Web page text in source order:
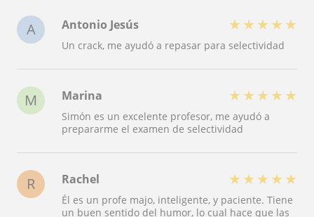
A Antonio Jesús ★ ★ ★ ★ ★
Un crack, me ayudó a repasar para selectividad
M Marina ★ ★ ★ ★ ★
Simón es un excelente profesor, me ayudó a
prepararme el examen de selectividad
R Rachel ★ ★ ★ ★ ★
Él es un profe majo, inteligente, y paciente. Tiene
un buen sentido del humor, lo cual hace que las